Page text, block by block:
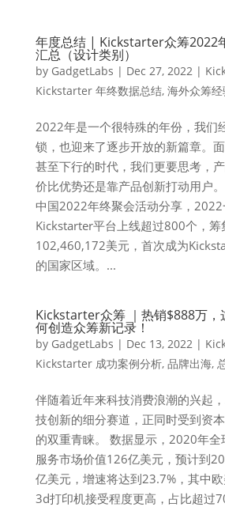
年度总结 | Kickstarter众筹2022
汇总（设计类别）
by GadgetLabs | Dec 27, 2022 |
Kickstarter 年终数据总结, 海外众筹经
2022年是一个很特殊的年份，我们
锁，也迎来了逐步开放的新篇章。
甚至下行的时代，我们更要思考，
价比优势还是靠产品创新打动用户
中国2022年终聚会活动分享，
Kickstarter平台上线超过800个，筹
102,460,172美元，首次成为
的国家区域。...
Kickstarter众筹 ｜热销$888万，
何创造众筹新记录！
by GadgetLabs | Dec 13, 2022 |
Kickstarter 成功案例分析, 品牌出海,
伴随着近年来科技消费浪潮的兴起
技创新的细分赛道，正同时受到资
的双重青睐。 数据显示，2020年全
服务市场价值126亿美元，预计到
亿美元，增速将达到23.7%，其中
3d打印机接受程度更高，占比超过